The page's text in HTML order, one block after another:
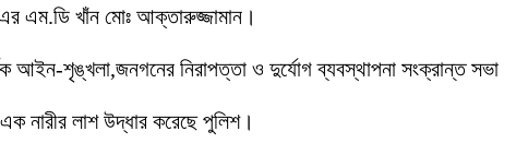
এম.ডি খাঁন মোঃ আক্তারুজ্জামান।
আইন-শৃঙ্খলা,জনগনের নিরাপত্তা ও দুর্যোগ ব্যবস্থাপনা সংক্রান্ত সভা
নারীর লাশ উদ্ধার করেছে পুলিশ।